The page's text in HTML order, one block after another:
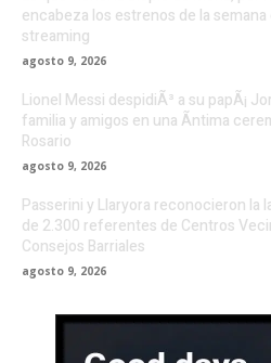
encabeza los estrenos de la semana
streaming
agosto 9, 2026
Lionel Messi despidiÃ³ a su papÃ¡
familia y amigos en una Ã­ntima
Rosario
agosto 9, 2026
Passerini y Llaryora reconocieron la
de 2.300 referentes de Centros
Consejos Barriales
agosto 9, 2026